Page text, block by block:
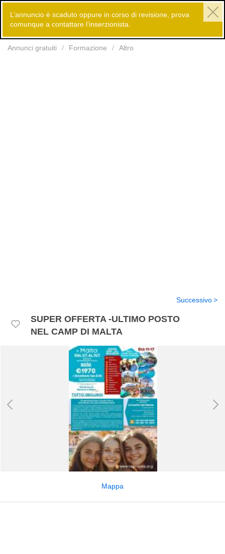
Annunci gratuiti Formazione Altro
L’annuncio è scaduto oppure in corso di revisione, prova
comunque a contattare l’inserzionista.
SUPER OFFERTA -ULTIMO POSTO
NEL CAMP DI MALTA
Successivo
Mappa